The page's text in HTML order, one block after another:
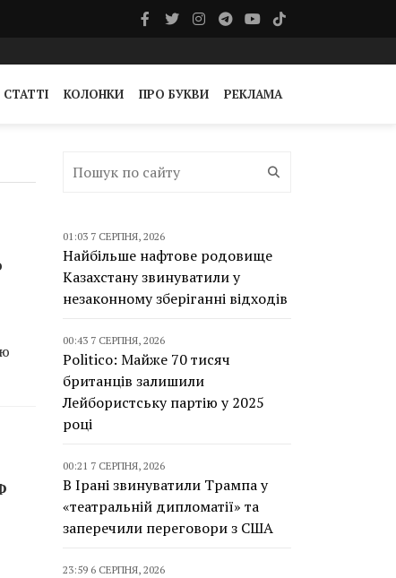
СТАТТІ КОЛОНКИ ПРО БУКВИ РЕКЛАМА
01:03 7 СЕРПНЯ, 2026
Найбільше нафтове родовище
Казахстану звинуватили у
незаконному зберіганні відходів
00:43 7 СЕРПНЯ, 2026
Politico: Майже 70 тисяч
британців залишили
Лейбористську партію у 2025
році
00:21 7 СЕРПНЯ, 2026
В Ірані звинуватили Трампа у
«театральній дипломатії» та
заперечили переговори з США
23:59 6 СЕРПНЯ, 2026